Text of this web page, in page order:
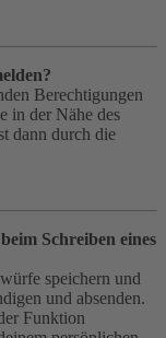
Berechtigungen
in der Nähe des
dann durch die
Schreiben eines
speichern und
und absenden.
Funktion